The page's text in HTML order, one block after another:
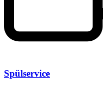
Spülservice